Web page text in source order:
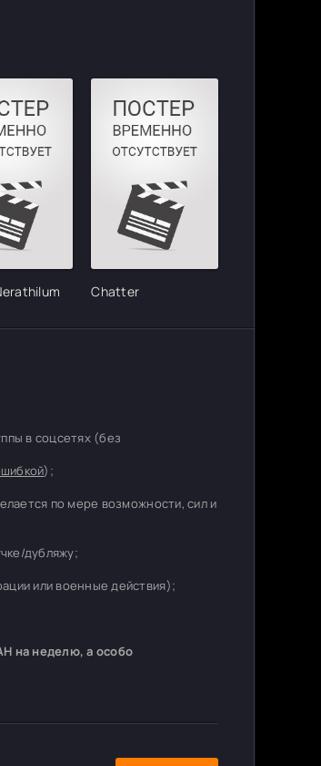
Chatter
в соцсетях (без
);
по мере возможности, сил и
дубляжу;
или военные действия);
на неделю, а особо